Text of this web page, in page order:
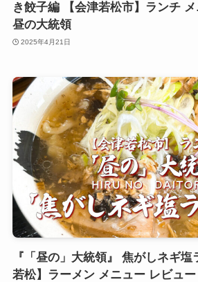
き餃子編 【会津若松市】ランチ
昼の大統領
2025年4月21日
『「昼の」大統領』 焦がしネギ
若松】ラーメン メニュー レビュ